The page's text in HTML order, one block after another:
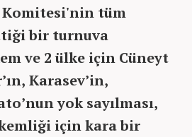
Komitesi'nin tüm
bir turnuva
ve 2 ülke için Cüneyt
Karasev’in,
yok sayılması,
için kara bir